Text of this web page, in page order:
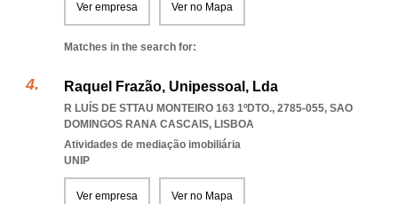
Ver empresa Ver no Mapa
Matches in the search for:
Raquel Frazão, Unipessoal, Lda
R LUÍS DE STTAU MONTEIRO 163 1ºDTO., 2785-055, SAO
DOMINGOS RANA CASCAIS, LISBOA
Atividades de mediação imobiliária
UNIP
Ver empresa Ver no Mapa